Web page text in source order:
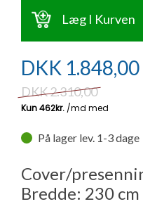
Ny campingvogn -
Finansiering af
Brugte telte og
Isabella Fortelte
Camping erhverv
Gas-komfort i
Byvand -
GRØN
Tuxer
Sikker handel
Klagemuligheder
Læg I Kurven
DKK 1.848,00
DKK2.310,00
På lager lev. 1-3 dage
Cover/
Bredde: 230 cm